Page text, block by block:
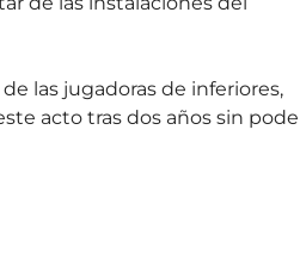
las jugadoras de inferiores,
acto tras dos años sin